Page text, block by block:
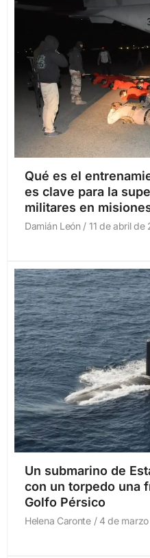
Qué es el
es clave para la
militares en
Damián León 11 de abril de
Un submarino de
con un torpedo una
Golfo Pérsico
Helena Caronte 4 de